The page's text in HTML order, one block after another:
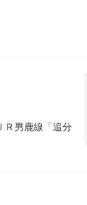
Ｒ男鹿線「追分